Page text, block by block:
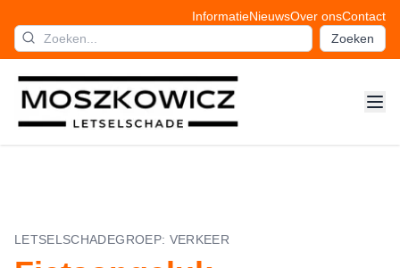
InformatieNieuwsOver onsContact
Zoeken
LETSELSCHADEGROEP: VERKEER